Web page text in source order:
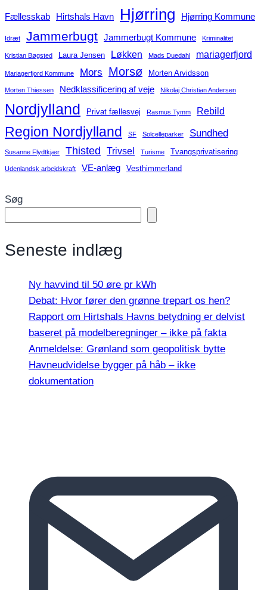
Fællesskab Hirtshals Havn Hjørring Hjørring Kommune
Idræt Jammerbugt Jammerbugt Kommune Kriminalitet
Kristian Bøgsted Laura Jensen Løkken Mads Duedahl mariagerfjord
Mariagerfjord Kommune Mors Morsø Morten Arvidsson
Morten Thiessen Nedklassificering af veje Nikolaj Christian Andersen
Nordjylland Privat fællesvej Rasmus Tymm Rebild
Region Nordjylland SF Solcelleparker Sundhed
Susanne Flydtkjær Thisted Trivsel Turisme Tvangsprivatisering
Udenlandsk arbejdskraft VE-anlæg Vesthimmerland
Søg
Seneste indlæg
Ny havvind til 50 øre pr kWh
Debat: Hvor fører den grønne trepart os hen?
Rapport om Hirtshals Havns betydning er delvist
baseret på modelberegninger – ikke på fakta
Anmeldelse: Grønland som geopolitisk bytte
Havneudvidelse bygger på håb – ikke
dokumentation